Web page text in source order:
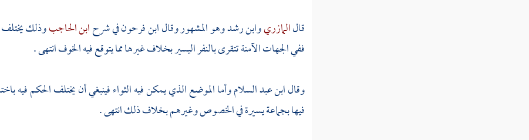
قالالمازريوابن رشدوهو المشهور وقالابن فرحونفي شرحابن الحاجبوذلك يختلف
ففي الجهات الآمنة تتقرى بالنفر اليسير بخلاف غيرها مما يتوقع فيه الخوف انتهى .
وقالابن عبد السلاموأما الموضع الذي يمكن فيه الثواء فينبغي أن يختلف الحكم فيه
فيها بجماعة يسيرة في الخصوص وغيرهم بخلاف ذلك انتهى .